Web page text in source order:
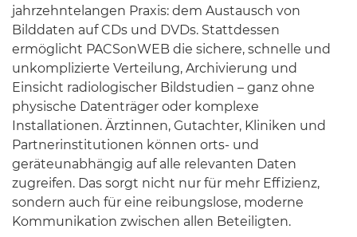
jahrzehntelangen Praxis: dem Austausch von
Bilddaten auf CDs und DVDs. Stattdessen
ermöglicht PACSonWEB die sichere, schnelle und
unkomplizierte Verteilung, Archivierung und
Einsicht radiologischer Bildstudien – ganz ohne
physische Datenträger oder komplexe
Installationen. Ärztinnen, Gutachter, Kliniken und
Partnerinstitutionen können orts- und
geräteunabhängig auf alle relevanten Daten
zugreifen. Das sorgt nicht nur für mehr Effizienz,
sondern auch für eine reibungslose, moderne
Kommunikation zwischen allen Beteiligten.